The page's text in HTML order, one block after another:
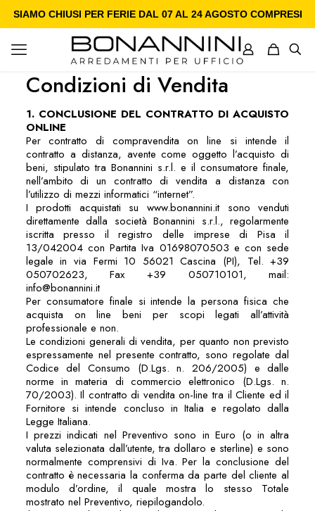
SIAMO CHIUSI PER FERIE DAL 07 AL 24 AGOSTO COMPRESI
Condizioni di Vendita
1. CONCLUSIONE DEL CONTRATTO DI ACQUISTO
ONLINE
Per contratto di compravendita on line si intende il
contratto a distanza, avente come oggetto l’acquisto di
beni, stipulato tra Bonannini s.r.l. e il consumatore finale,
nell’ambito di un contratto di vendita a distanza con
l’utilizzo di mezzi informatici “internet”.
I prodotti acquistati su www.bonannini.it sono venduti
direttamente dalla società Bonannini s.r.l., regolarmente
iscritta presso il registro delle imprese di Pisa il
13/042004 con Partita Iva 01698070503 e con sede
legale in via Fermi 10 56021 Cascina (PI), Tel. +39
050702623, Fax +39 050710101, mail:
info@bonannini.it
Per consumatore finale si intende la persona fisica che
acquista on line beni per scopi legati all’attività
professionale e non.
Le condizioni generali di vendita, per quanto non previsto
espressamente nel presente contratto, sono regolate dal
Codice del Consumo (D.Lgs. n. 206/2005) e dalle
norme in materia di commercio elettronico (D.Lgs. n.
70/2003). Il contratto di vendita on-line tra il Cliente ed il
Fornitore si intende concluso in Italia e regolato dalla
Legge Italiana.
I prezzi indicati nel Preventivo sono in Euro (o in altra
valuta selezionata dall’utente, tra dollaro e sterline) e sono
normalmente comprensivi di Iva. Per la conclusione del
contratto è necessaria la conferma da parte del cliente al
modulo d’ordine, il quale mostra lo stesso Totale
mostrato nel Preventivo, riepilogandolo.